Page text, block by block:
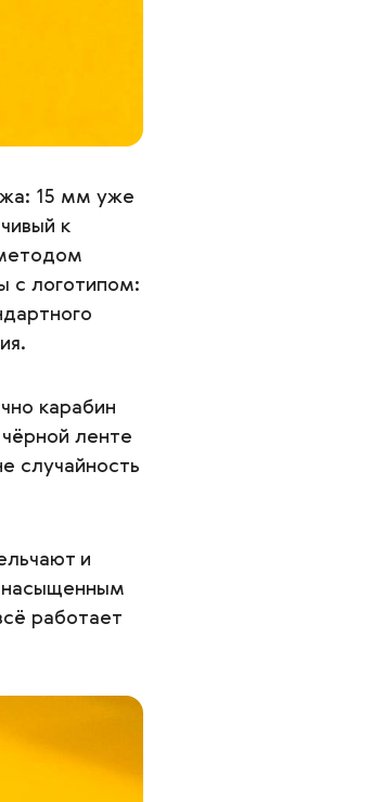
15 мм уже
к
с логотипом:
карабин
ленте
случайность
и
насыщенным
работает